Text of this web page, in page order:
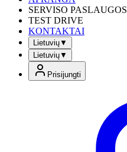
SERVISO PASLAUGOS
TEST DRIVE
KONTAKTAI
Lietuvių▼
Lietuvių▼
Prisijungti